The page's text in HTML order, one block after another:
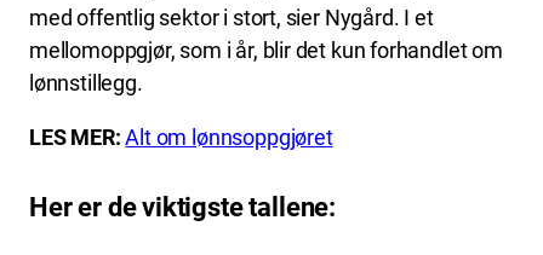
med offentlig sektor i stort, sier Nygård. I et
mellomoppgjør, som i år, blir det kun forhandlet om
lønnstillegg.
LES MER:Alt om lønnsoppgjøret
Her er de viktigste tallene: